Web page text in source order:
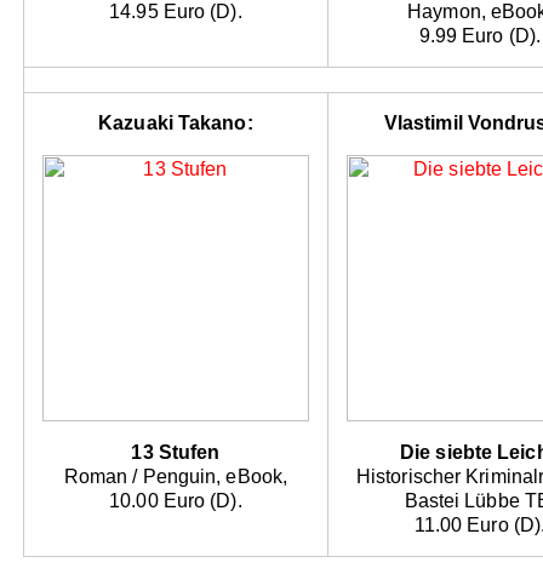
14.95 Euro (D).
Haymon,
9.99 Euro (D).
Kazuaki Takano:
13 Stufen
Roman / Penguin, eBook,
10.00 Euro (D).
Vlastimil
Die siebte
Historischer
Bastei Lübbe
11.00 Euro